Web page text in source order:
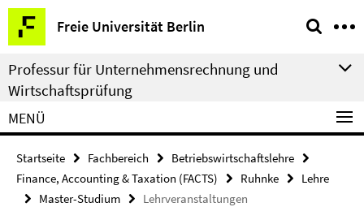
Springe
direkt
zu
Inhalt
Freie Universität Berlin
Service-
Navigation
Professur für Unternehmensrechnung und
Wirtschaftsprüfung
MENÜ
Startseite Fachbereich
Betriebswirtschaftslehre
Finance, Accounting & Taxation (FACTS)
Ruhnke
Lehre
Master-Studium
Lehrveranstaltungen